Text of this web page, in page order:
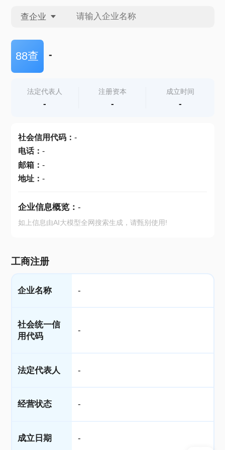
查企业
查企业
查产地
88查 -
法定代表人
-
注册资本
-
成立时间
-
社会信用代码： -
电话： -
邮箱： -
地址： -
企业信息概览： -
如上信息由AI大模型全网搜索生成，请甄别使用!
工商注册
企业名称 -
社会统一信
用代码
-
法定代表人 -
经营状态 -
成立日期 -